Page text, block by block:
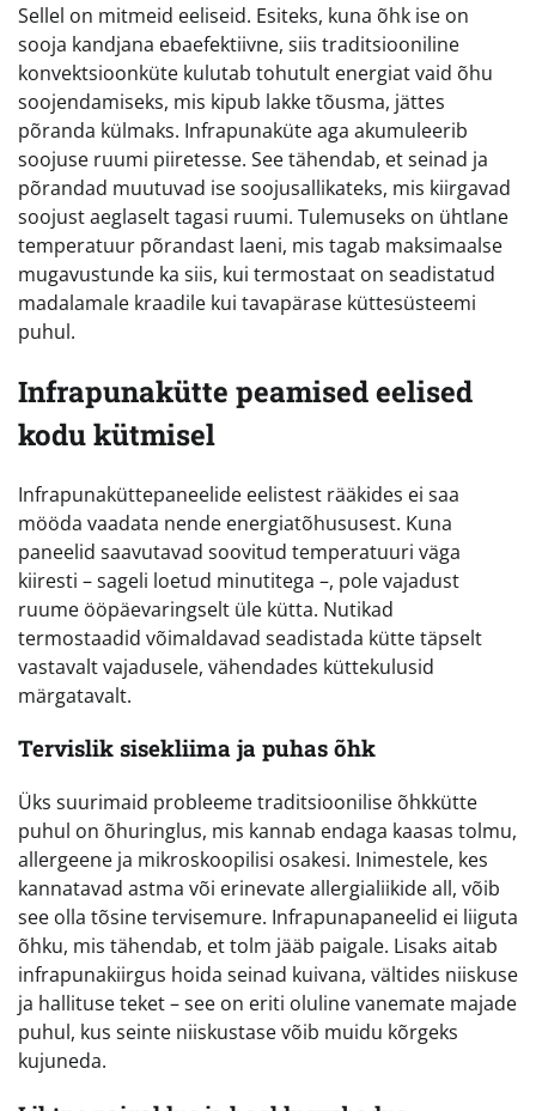
Sellel on mitmeid eeliseid. Esiteks, kuna õhk ise on
sooja kandjana ebaefektiivne, siis traditsiooniline
konvektsioonküte kulutab tohutult energiat vaid õhu
soojendamiseks, mis kipub lakke tõusma, jättes
põranda külmaks. Infrapunaküte aga akumuleerib
soojuse ruumi piiretesse. See tähendab, et seinad ja
põrandad muutuvad ise soojusallikateks, mis kiirgavad
soojust aeglaselt tagasi ruumi. Tulemuseks on ühtlane
temperatuur põrandast laeni, mis tagab maksimaalse
mugavustunde ka siis, kui termostaat on seadistatud
madalamale kraadile kui tavapärase küttesüsteemi
puhul.
Infrapunakütte peamised eelised
kodu kütmisel
Infrapunaküttepaneelide eelistest rääkides ei saa
mööda vaadata nende energiatõhususest. Kuna
paneelid saavutavad soovitud temperatuuri väga
kiiresti – sageli loetud minutitega –, pole vajadust
ruume ööpäevaringselt üle kütta. Nutikad
termostaadid võimaldavad seadistada kütte täpselt
vastavalt vajadusele, vähendades küttekulusid
märgatavalt.
Tervislik sisekliima ja puhas õhk
Üks suurimaid probleeme traditsioonilise õhkkütte
puhul on õhuringlus, mis kannab endaga kaasas tolmu,
allergeene ja mikroskoopilisi osakesi. Inimestele, kes
kannatavad astma või erinevate allergialiikide all, võib
see olla tõsine tervisemure. Infrapunapaneelid ei liiguta
õhku, mis tähendab, et tolm jääb paigale. Lisaks aitab
infrapunakiirgus hoida seinad kuivana, vältides niiskuse
ja hallituse teket – see on eriti oluline vanemate majade
puhul, kus seinte niiskustase võib muidu kõrgeks
kujuneda.